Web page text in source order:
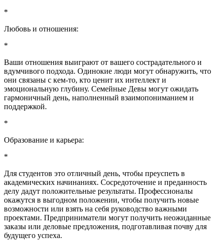
*
Любовь и отношения:
*
Ваши отношения выиграют от вашего сострадательного и
вдумчивого подхода. Одинокие люди могут обнаружить, что
они связаны с кем-то, кто ценит их интеллект и
эмоциональную глубину. Семейные Девы могут ожидать
гармоничный день, наполненный взаимопониманием и
поддержкой.
*
Образование и карьера:
*
Для студентов это отличный день, чтобы преуспеть в
академических начинаниях. Сосредоточение и преданность
делу дадут положительные результаты. Профессионалы
окажутся в выгодном положении, чтобы получить новые
возможности или взять на себя руководство важными
проектами. Предприниматели могут получить неожиданные
заказы или деловые предложения, подготавливая почву для
будущего успеха.